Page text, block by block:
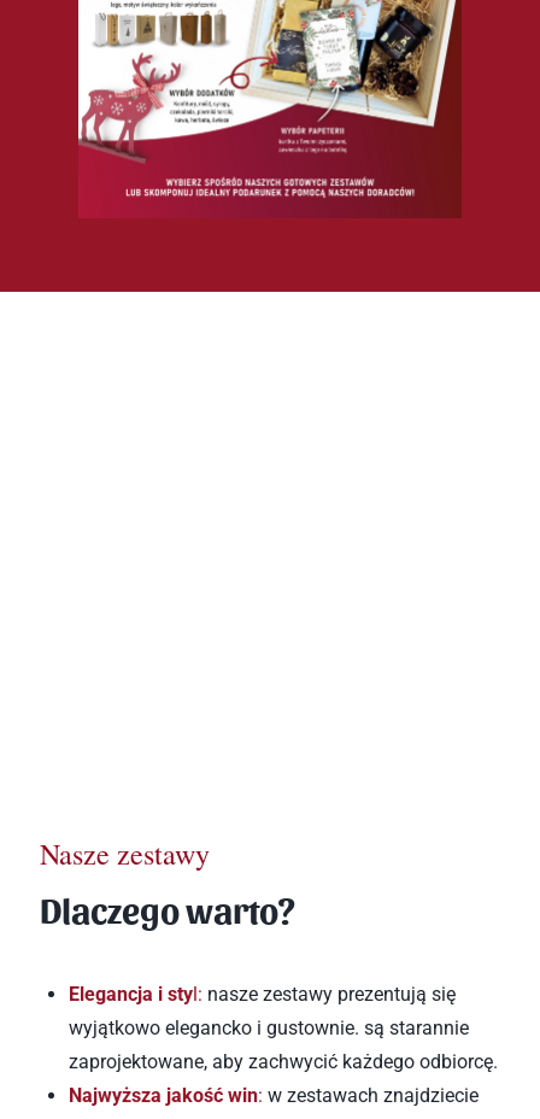
Nasze zestawy
Dlaczego warto?
Elegancja i styl: nasze zestawy prezentują się
wyjątkowo elegancko i gustownie. są starannie
zaprojektowane, aby zachwycić każdego odbiorcę.
Najwyższa jakość win: w zestawach znajdziecie